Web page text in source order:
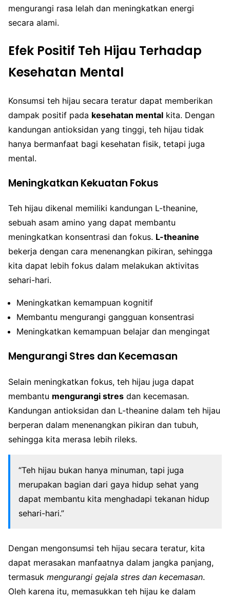
mengurangi rasa lelah dan meningkatkan energi
secara alami.
Efek Positif Teh Hijau Terhadap
Kesehatan Mental
Konsumsi teh hijau secara teratur dapat memberikan
dampak positif pada kesehatan mental kita. Dengan
kandungan antioksidan yang tinggi, teh hijau tidak
hanya bermanfaat bagi kesehatan fisik, tetapi juga
mental.
Meningkatkan Kekuatan Fokus
Teh hijau dikenal memiliki kandungan L-theanine,
sebuah asam amino yang dapat membantu
meningkatkan konsentrasi dan fokus. L-theanine
bekerja dengan cara menenangkan pikiran, sehingga
kita dapat lebih fokus dalam melakukan aktivitas
sehari-hari.
Meningkatkan kemampuan kognitif
Membantu mengurangi gangguan konsentrasi
Meningkatkan kemampuan belajar dan mengingat
Mengurangi Stres dan Kecemasan
Selain meningkatkan fokus, teh hijau juga dapat
membantu mengurangi stres dan kecemasan.
Kandungan antioksidan dan L-theanine dalam teh hijau
berperan dalam menenangkan pikiran dan tubuh,
sehingga kita merasa lebih rileks.
“Teh hijau bukan hanya minuman, tapi juga
merupakan bagian dari gaya hidup sehat yang
dapat membantu kita menghadapi tekanan hidup
sehari-hari.”
Dengan mengonsumsi teh hijau secara teratur, kita
dapat merasakan manfaatnya dalam jangka panjang,
termasuk mengurangi gejala stres dan kecemasan.
Oleh karena itu, memasukkan teh hijau ke dalam